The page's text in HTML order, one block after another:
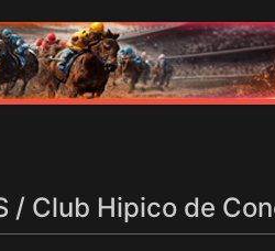
/ Club Hipico de